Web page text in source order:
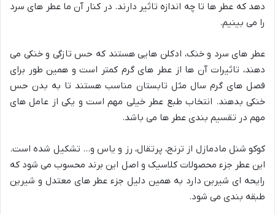
دهد که عطر ها تا چه اندازه تاثیر دارند. در کنار آن ما عطر های سرد
را می بینیم.
عطر های سرد و خنک، ادکلن هایی هستند که حس تازگی و خنکی می
دهند، تاثیرات آن ها از عطر های گرم کمتر است و همین طور برای
فصل های گرم سال مثل تابستان مناسب هستند تا به بدن حس
خنکی بدهند. انتخاب طبع عطر خیلی مهم است و یکی از عامل های
مهم در تقسیم بندی عطر ها می باشد.
کوکو شنل مادمازل از ترنج، پرتقال، رز و یاس و… تشکیل شده است.
این عطر جزء محصولات کلاسیک و اصل این برند محسوب می شود که
رایحه ای شیرین دارد به همین دلیل جزء عطر های معتدل و شیرین
طبقه بندی می شود.